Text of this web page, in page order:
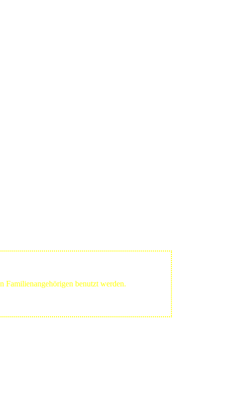
Familienangehörigen benutzt werden.